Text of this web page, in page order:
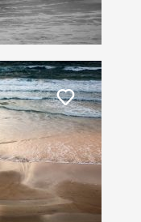
Liker